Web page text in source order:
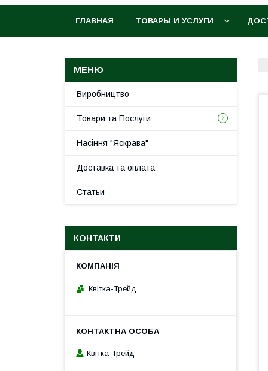
ГЛАВНАЯ ТОВАРЫ И УСЛУГИ
Виробництво
Товари та Послуги
Насіння "Яскрава"
Доставка та оплата
Статьи
КОНТАКТИ
Квітка-Трейд
Квітка-Трейд